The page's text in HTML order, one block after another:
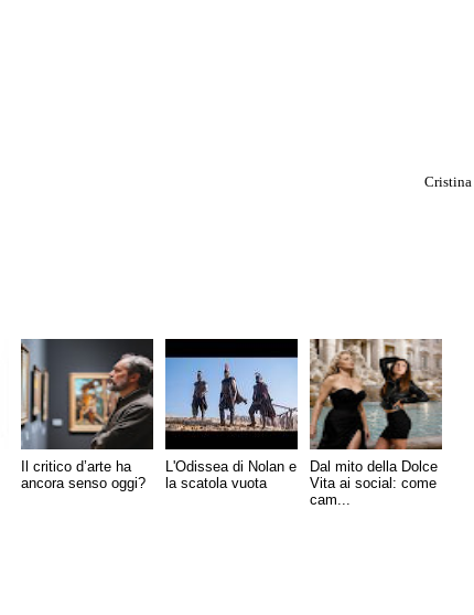
Il critico d’arte ha
ancora senso oggi?
L'Odissea di Nolan e
la scatola vuota
Dal mito della Dolce
Vita ai social: come
cam...